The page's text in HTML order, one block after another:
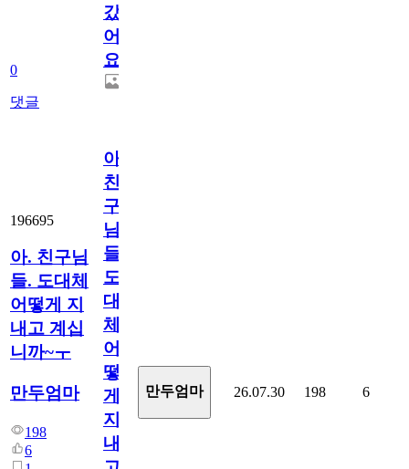
0
댓글
갔
어
요.
196695
아. 친구님
들. 도대체
어떻게 지
내고 계십
니까~ㅜ
만두엄마
198
6
아.
친
구
님
들.
도
대
체
어
떻
게
지
내
만두엄마 26.07.30 198 6